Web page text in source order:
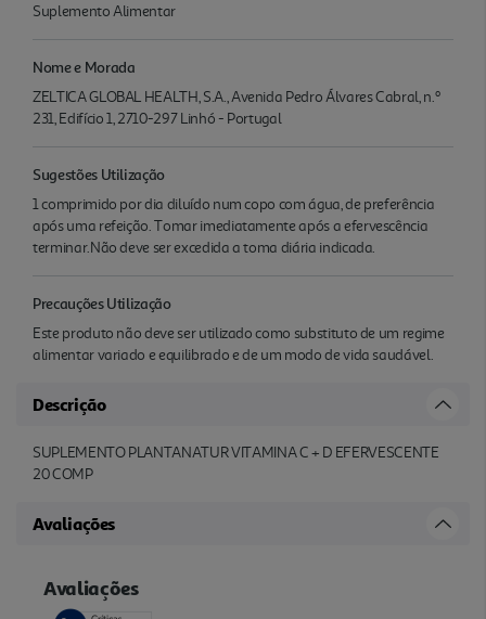
Suplemento Alimentar
Nome e Morada
ZELTICA GLOBAL HEALTH, S.A., Avenida Pedro Álvares Cabral, n.º
231, Edifício 1, 2710-297 Linhó - Portugal
Sugestões Utilização
1 comprimido por dia diluído num copo com água, de preferência
após uma refeição. Tomar imediatamente após a efervescência
terminar.Não deve ser excedida a toma diária indicada.
Precauções Utilização
Este produto não deve ser utilizado como substituto de um regime
alimentar variado e equilibrado e de um modo de vida saudável.
Descrição
SUPLEMENTO PLANTANATUR VITAMINA C + D EFERVESCENTE
20 COMP
Avaliações